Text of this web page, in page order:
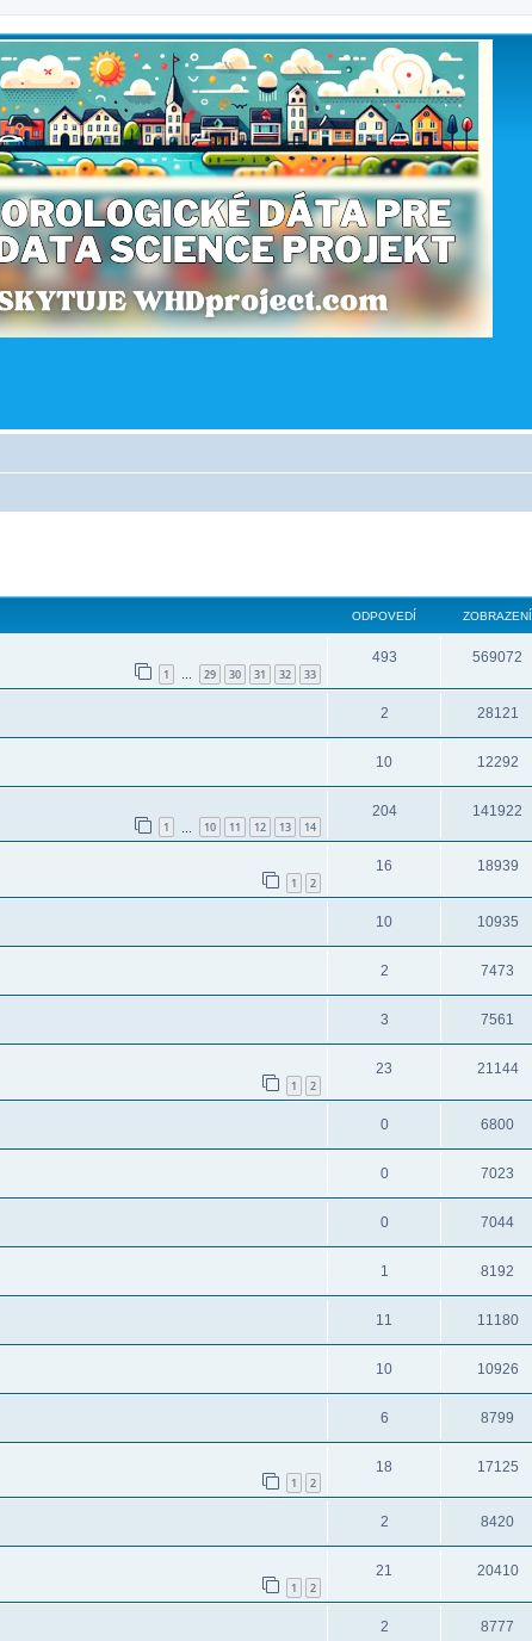
ODPOVEDÍ ZOBRAZENÍ
1 … 29 30 31 32 33
493 569072
2 28121
10 12292
1 10 11 12 13 14
204 141922
1 2
16 18939
10 10935
2 7473
3 7561
1 2
23 21144
0 6800
0 7023
0 7044
1 8192
11 11180
10 10926
6 8799
1 2
18 17125
2 8420
1 2
21 20410
2 8777